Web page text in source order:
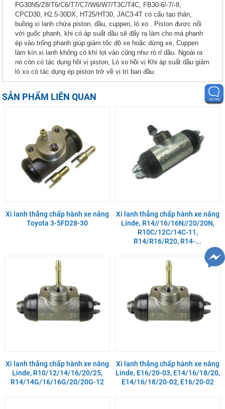
FG30N5/Z8/T6/C6/T7/C7/W6/W7/T3C/T4C, FB30-6/-7/-8,
CPCD30, H2.5-30DX, HT25/HT30, JAC3-4T có cấu tạo thân,
buồng xi lanh chứa piston, dầu, cuppen, lò xo . Piston được nối
với guốc phanh, khi có áp suất dầu sẽ đẩy ra làm cho má phanh
ép vào trống phanh giúp giảm tốc độ xe hoặc dừng xe, Cuppen
làm kín xi lanh không có khí lọt vào cũng như rò rỉ dầu. Ngoài ra
nó còn có tác dụng hồi vị piston, Lò xo hồi vị Khi áp suất dầu giảm
lò xo có tác dụng ép piston trở về vị trí ban đầu.
SẢN PHẨM LIÊN QUAN
Xi lanh thắng chấp hành xe nâng
Toyota 3-5FD28-30
Xi lanh thắng chấp hành xe nâng
Linde, R14//16/16N//20/20N,
R10C/12C/14C-11,
R14/R16/R20, R14-...
Xi lanh thắng chấp hành xe nâng
Linde, R10/12/14/16/20/25,
R14/14G/16/16G/20/20G-12
Xi lanh thắng chấp hành xe nâng
Linde, E16/20-03, E14/16/18/20,
E14/16/18/20-02, E16/20-02